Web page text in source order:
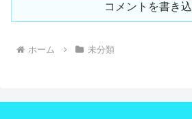
コメントを書き
ホーム 未分類